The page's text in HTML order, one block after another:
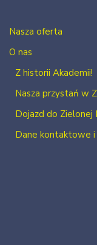
Nasza oferta
O nas
Z historii Akademii!
Nasza przystań w
Dojazd do Zielonej
Dane kontaktowe i